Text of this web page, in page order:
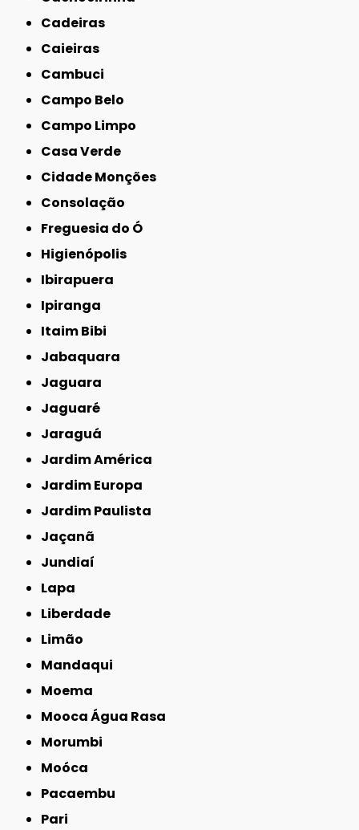
Cadeiras
Caieiras
Cambuci
Campo Belo
Campo Limpo
Casa Verde
Cidade Monções
Consolação
Freguesia do Ó
Higienópolis
Ibirapuera
Ipiranga
Itaim Bibi
Jabaquara
Jaguara
Jaguaré
Jaraguá
Jardim América
Jardim Europa
Jardim Paulista
Jaçanã
Jundiaí
Lapa
Liberdade
Limão
Mandaqui
Moema
Mooca Água Rasa
Morumbi
Moóca
Pacaembu
Pari